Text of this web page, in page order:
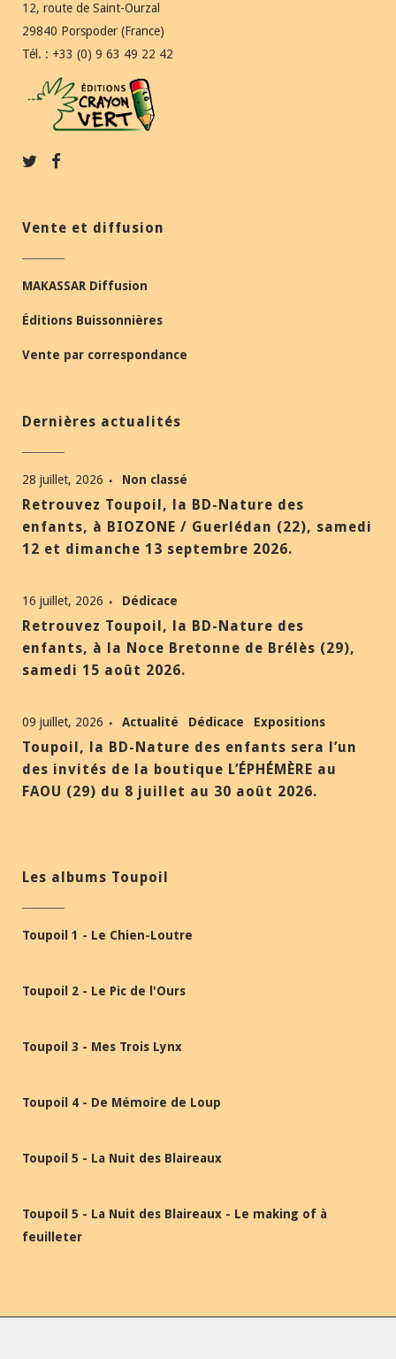
12, route de Saint-Ourzal
29840 Porspoder (France)
Tél. : +33 (0) 9 63 49 22 42
Vente et diffusion
MAKASSAR Diffusion
Éditions Buissonnières
Vente par correspondance
Dernières actualités
28 juillet, 2026 Non classé
Retrouvez Toupoil, la BD-Nature des
enfants, à BIOZONE / Guerlédan (22), samedi
12 et dimanche 13 septembre 2026.
16 juillet, 2026 Dédicace
Retrouvez Toupoil, la BD-Nature des
enfants, à la Noce Bretonne de Brélès (29),
samedi 15 août 2026.
09 juillet, 2026 Actualité Dédicace Expositions
Toupoil, la BD-Nature des enfants sera l’un
des invités de la boutique L’ÉPHÉMÈRE au
FAOU (29) du 8 juillet au 30 août 2026.
Les albums Toupoil
Toupoil 1 - Le Chien-Loutre
Toupoil 2 - Le Pic de l'Ours
Toupoil 3 - Mes Trois Lynx
Toupoil 4 - De Mémoire de Loup
Toupoil 5 - La Nuit des Blaireaux
Toupoil 5 - La Nuit des Blaireaux - Le making of à
feuilleter